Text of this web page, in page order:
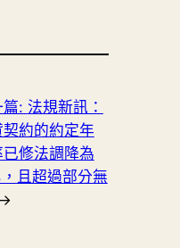
篇: 法規新訊：
約的約定年
修法調降為
，且超過部分無
→